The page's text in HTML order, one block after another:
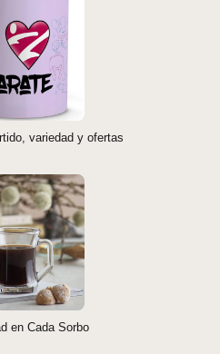
variedad y ofertas
en Cada Sorbo